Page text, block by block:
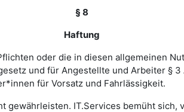
§ 8
Haftung
oder die in diesen allgemeinen
und für Angestellte und Arbeiter §
für Vorsatz und Fahrlässigkeit.
gewährleisten. IT.Services bemüht